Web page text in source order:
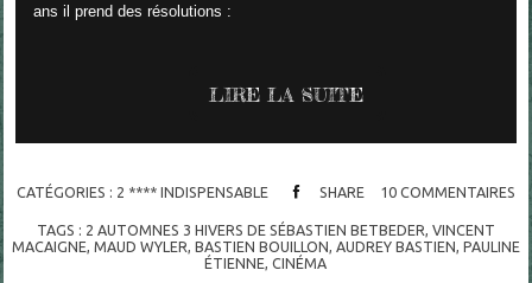
ans il prend des résolutions :
LIRE LA SUITE
CATÉGORIES : 2 **** INDISPENSABLE SHARE 10 COMMENTAIRES
TAGS : 2 AUTOMNES 3 HIVERS DE SÉBASTIEN BETBEDER, VINCENT
MACAIGNE, MAUD WYLER, BASTIEN BOUILLON, AUDREY BASTIEN, PAULINE
ÉTIENNE,CINÉMA